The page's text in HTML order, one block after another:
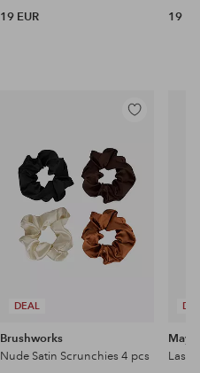
19 EUR 19
DEAL
Lisää
Brushworks
Nude Satin Scrunchies 4 pcs